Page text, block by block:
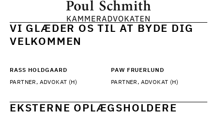
VI GLÆDER OS TIL AT BYDE DIG
VELKOMMEN
RASS HOLDGAARD
PARTNER, ADVOKAT (H)
PAW FRUERLUND
PARTNER, ADVOKAT (H)
EKSTERNE OPLÆGSHOLDERE